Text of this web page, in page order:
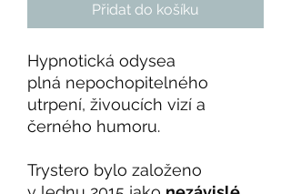
Přidat do košíku
Hypnotická odysea
plná nepochopitelného
utrpení, živoucích vizí a
černého humoru.
Trystero bylo založeno